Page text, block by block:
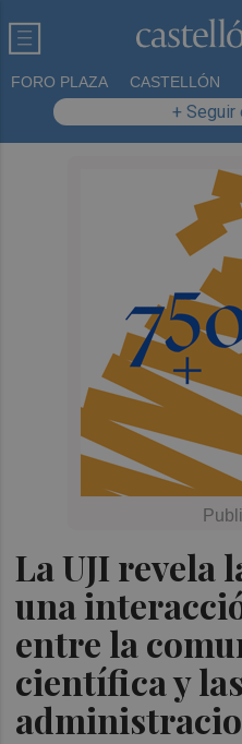
FORO PLAZA CASTELLÓN
+ Seguir
La UJI revela
una
entre la
científica y las